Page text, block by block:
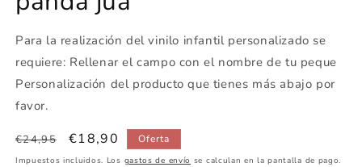
Para la realización del vinilo infantil personalizado se
requiere: Rellenar el campo con el nombre de tu peque
Personalización del producto que tienes más abajo por
favor.
Precio
habitual
€24,95
Precio
de
€18,90 Oferta
Impuestos incluidos. Los gastos de envío se calculan en la pantalla de pago.